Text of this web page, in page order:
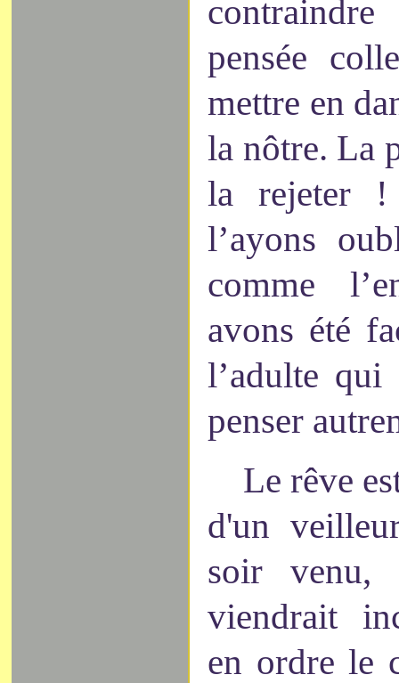
pensée
mettre en
la nôtre. La
la rejeter !
l’ayons
comme
avons été
l’adulte
penser
Le rêve
d'un
soir venu,
viendrait
en ordre le